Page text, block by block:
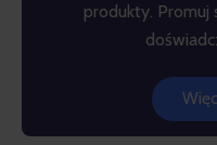
produkty. Promuj